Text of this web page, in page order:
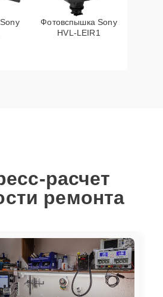
Фотовспышка Sony
HVL-LEIR1
расчет
ремонта